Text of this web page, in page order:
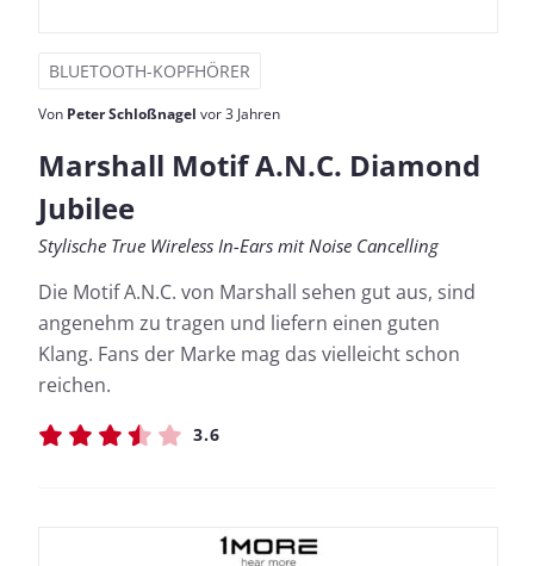
BLUETOOTH-KOPFHÖRER
Von Peter Schloßnagel vor 3 Jahren
Marshall Motif A.N.C. Diamond
Jubilee
Stylische True Wireless In-Ears mit Noise Cancelling
Die Motif A.N.C. von Marshall sehen gut aus, sind
angenehm zu tragen und liefern einen guten
Klang. Fans der Marke mag das vielleicht schon
reichen.
3.6